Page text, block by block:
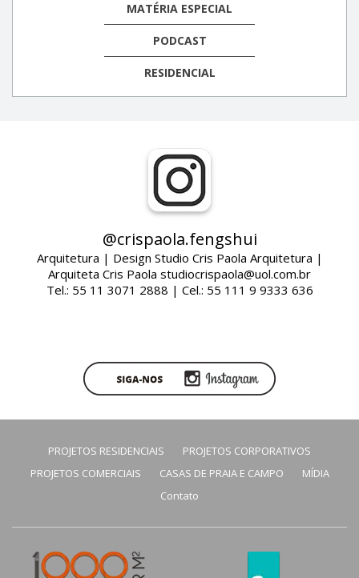
MATÉRIA ESPECIAL
PODCAST
RESIDENCIAL
@crispaola.fengshui
Arquitetura | Design Studio Cris Paola Arquitetura |
Arquiteta Cris Paola studiocrispaola@uol.com.br
Tel.: 55 11 3071 2888 | Cel.: 55 111 9 9333 636
PROJETOS RESIDENCIAIS
PROJETOS CORPORATIVOS
PROJETOS COMERCIAIS
CASAS DE PRAIA E CAMPO
MÍDIA
Contato